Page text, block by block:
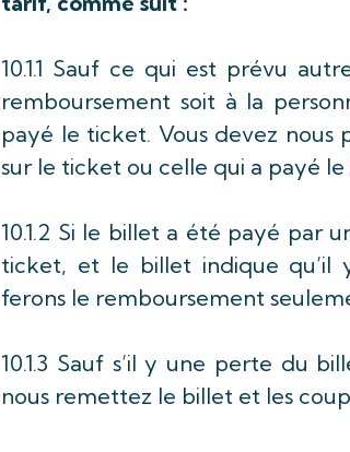
10.1.1 Sauf ce qui est prévu
remboursement soit à la
payé le ticket. Vous devez nous
sur le ticket ou celle qui a payé le
10.1.2 Si le billet a été payé par
ticket, et le billet indique qu’il
ferons le remboursement
10.1.3 Sauf s’il y une perte du
nous remettez le billet et les